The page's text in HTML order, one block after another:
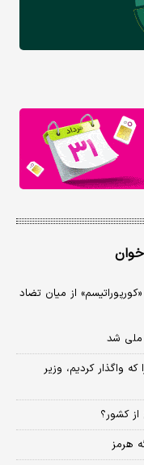
از میان تضاد
ملی شد
واگذار کردیم، وزیر
کشور؟
هرمز